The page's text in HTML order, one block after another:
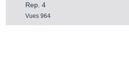
Rep. 4
Vues 964